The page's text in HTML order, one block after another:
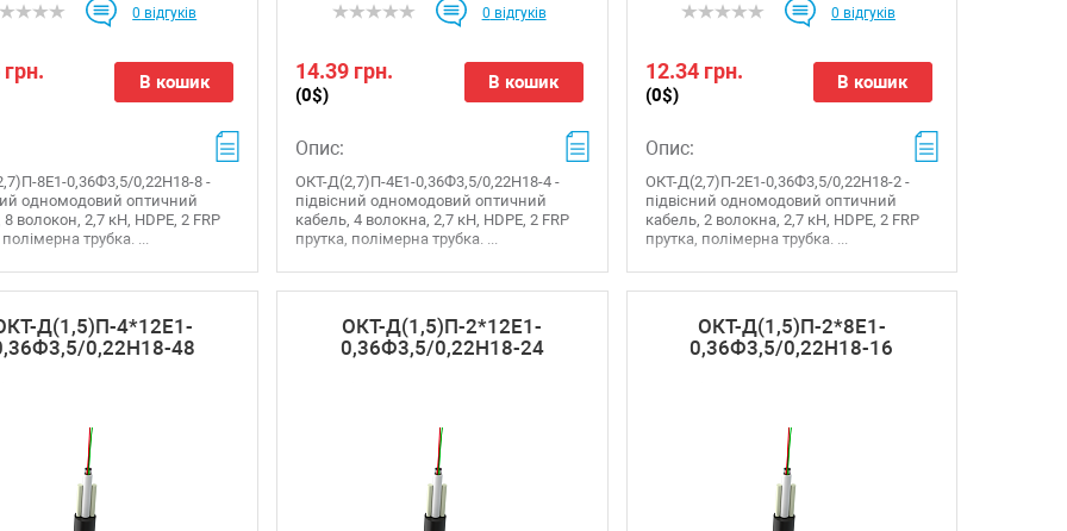
0 відгуків
В кошик
8Е1-0,36Ф3,5/0,22Н18-8 -
одномодовий оптичний
8 волокон, 2,7 кН, HDPE, 2 FRP
трубка. ...
0 відгуків
14.39 грн.
(0$)
В кошик
Опис:
ОКТ-Д(2,7)П-4Е1-0,36Ф3,5/0,22Н18-4 -
підвісний одномодовий оптичний
кабель, 4 волокна, 2,7 кН, HDPE, 2 FRP
прутка, полімерна трубка. ...
0 відгуків
12.34 грн.
(0$)
В кошик
Опис:
ОКТ-Д(2,7)П-2Е1-0,36Ф3,5/0,22Н18-2 -
підвісний одномодовий оптичний
кабель, 2 волокна, 2,7 кН, HDPE, 2 FRP
прутка, полімерна трубка. ...
Д(1,5)П-4*12Е1-
0,22Н18-48
ОКТ-Д(1,5)П-2*12Е1-
0,36Ф3,5/0,22Н18-24
ОКТ-Д(1,5)П-2*8Е1-
0,36Ф3,5/0,22Н18-16